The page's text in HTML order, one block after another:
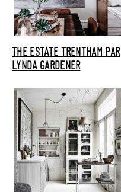
THE ESTATE TRENTHAM PAR
LYNDA GARDENER